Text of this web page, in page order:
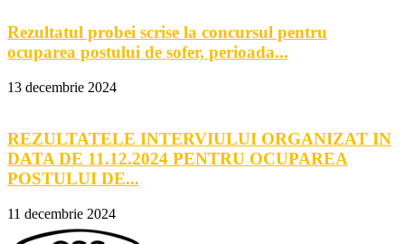
Rezultatul probei scrise la concursul pentru
ocuparea postului de sofer, perioada...
13 decembrie 2024
REZULTATELE INTERVIULUI ORGANIZAT IN
DATA DE 11.12.2024 PENTRU OCUPAREA
POSTULUI DE...
11 decembrie 2024